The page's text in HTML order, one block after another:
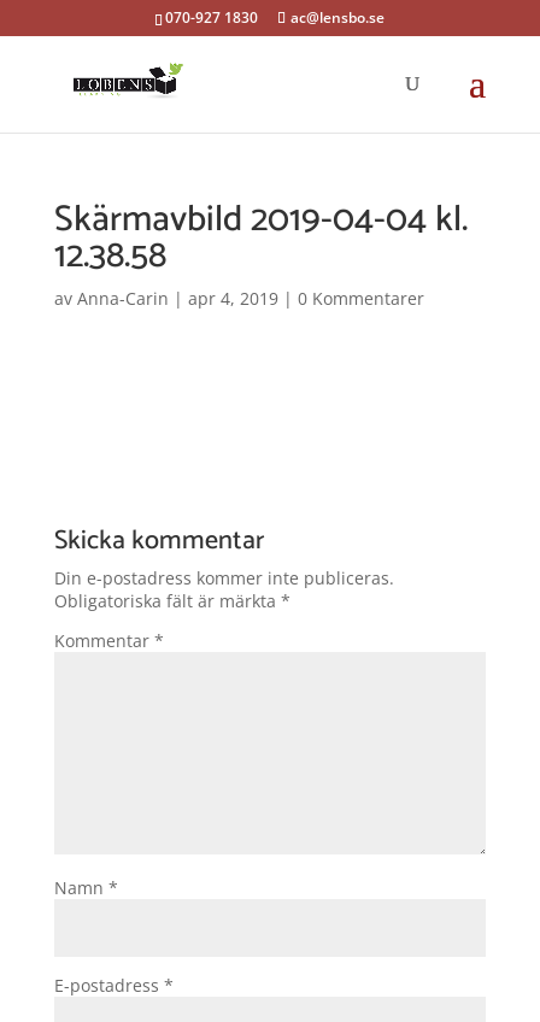
070-927 1830 ac@lensbo.se
Skärmavbild 2019-04-04 kl.
12.38.58
av Anna-Carin | apr 4, 2019| 0 Kommentarer
Skicka kommentar
Din e-postadress kommer inte publiceras.
Obligatoriska fält är märkta *
Kommentar *
Namn *
E-postadress *